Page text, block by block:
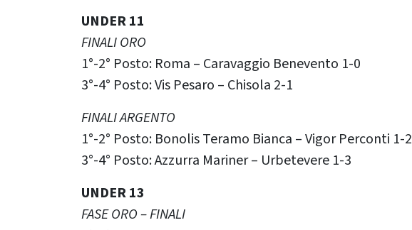
UNDER 11
FINALI ORO
1°-2° Posto: Roma – Caravaggio Benevento 1-0
3°-4° Posto: Vis Pesaro – Chisola 2-1
FINALI ARGENTO
1°-2° Posto: Bonolis Teramo Bianca – Vigor Perconti 1-2
3°-4° Posto: Azzurra Mariner – Urbetevere 1-3
UNDER 13
FASE ORO – FINALI